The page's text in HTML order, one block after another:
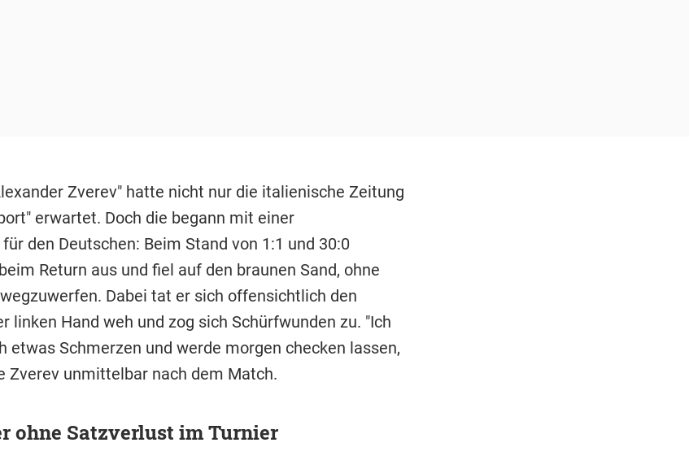
Zverev" hatte nicht nur die italienische Zeitung
erwartet. Doch die begann mit einer
den Deutschen: Beim Stand von 1:1 und 30:0
Return aus und fiel auf den braunen Sand, ohne
Dabei tat er sich offensichtlich den
linken Hand weh und zog sich Schürfwunden zu. "Ich
etwas Schmerzen und werde morgen checken lassen,
Zverev unmittelbar nach dem Match.
ohne Satzverlust im Turnier